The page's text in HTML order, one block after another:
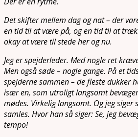
Det skifter mellem dag og nat – der
en tid til at være på, og en tid til at
okay at være til stede her og nu.
Jeg er spejderleder. Med nogle ret
Men også søde – nogle gange. På et
spejderne sammen – de fleste dukker
især en, som utroligt langsomt
mødes. Virkelig langsomt. Og jeg siger
samles. Hvor han så siger: Se, jeg
tempo!